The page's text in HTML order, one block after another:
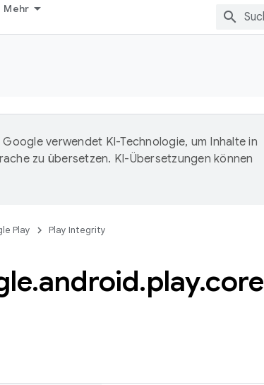
Mehr
Google verwendet KI-Technologie, um Inhalte in
zu übersetzen. KI-Übersetzungen können
Play Play Integrity
.android.play.core